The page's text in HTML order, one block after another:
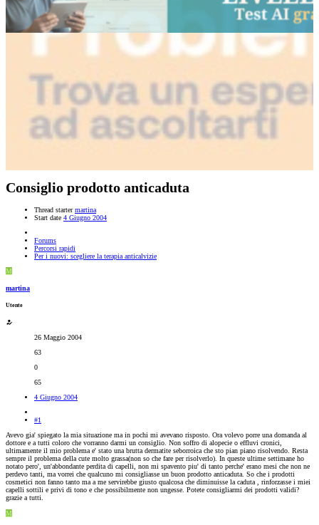
Consiglio prodotto anticaduta
Thread starter martina
Start date 4 Giugno 2004
Forums
Percorsi rapidi
Per i nuovi: scegliere la terapia anticalvizie
M
martina
Utente
26 Maggio 2004
63
0
65
4 Giugno 2004
#1
Avevo gia' spiegato la mia situazione ma in pochi mi avevano risposto. Ora volevo porre una domanda al
dottore e a tutti coloro che vorranno darmi un consiglio. Non soffro di alopecie o effluvi cronici,
ultimamente il mio problema e' stato una brutta dermatite seborroica che sto pian piano risolvendo. Resta
sempre il problema della cute molto grassa(non so che fare per risolverlo). In queste ultime settimane ho
notato pero', un'abbondante perdita di capelli, non mi spavento piu' di tanto perche' erano mesi che non ne
perdevo tanti, ma vorrei che qualcuno mi consigliasse un buon prodotto anticaduta. So che i prodotti
cosmetici non fanno tanto ma a me servirebbe giusto qualcosa che diminuisse la caduta , rinforzasse i miei
capelli sottili e privi di tono e che possibilmente non ungesse. Potete consigliarmi dei prodotti validi?
grazie a tutti.
M